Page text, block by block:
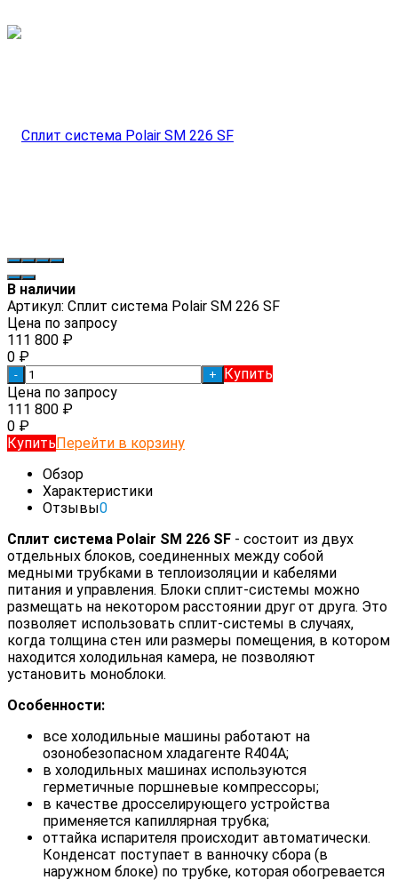
В наличии
Артикул: Сплит система Polair SM 226 SF
Цена по запросу
111 800 ₽
0 ₽
- +
Купить
Цена по запросу
111 800 ₽
0 ₽
КупитьПерейти в корзину
Обзор
Характеристики
Отзывы0
Сплит система Polair SM 226 SF - состоит из двух
отдельных блоков, соединенных между собой
медными трубками в теплоизоляции и кабелями
питания и управления. Блоки сплит-системы можно
размещать на некотором расстоянии друг от друга. Это
позволяет использовать сплит-системы в случаях,
когда толщина стен или размеры помещения, в котором
находится холодильная камера, не позволяют
установить моноблоки.
Особенности:
все холодильные машины работают на
озонобезопасном хладагенте R404А;
в холодильных машинах используются
герметичные поршневые компрессоры;
в качестве дросселирующего устройства
применяется капиллярная трубка;
оттайка испарителя происходит автоматически.
Конденсат поступает в ванночку сбора (в
наружном блоке) по трубке, которая обогревается